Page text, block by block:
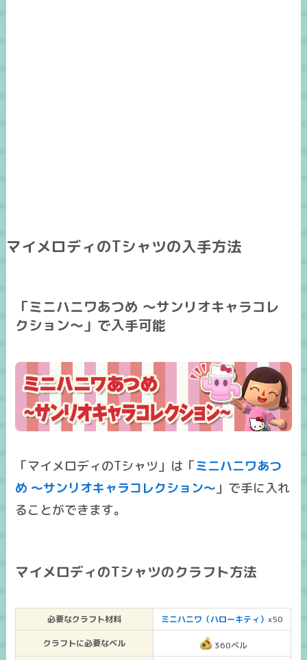
マイメロディのTシャツの入手方法
「ミニハニワあつめ ～サンリオキャラコレ
クション～」で入手可能
「マイメロディのTシャツ」は「ミニハニワあつ
め ～サンリオキャラコレクション～」で手に入れ
ることができます。
マイメロディのTシャツのクラフト方法
必要なクラフト材料 ミニハニワ（ハローキティ）x50
クラフトに必要なベル
360ベル